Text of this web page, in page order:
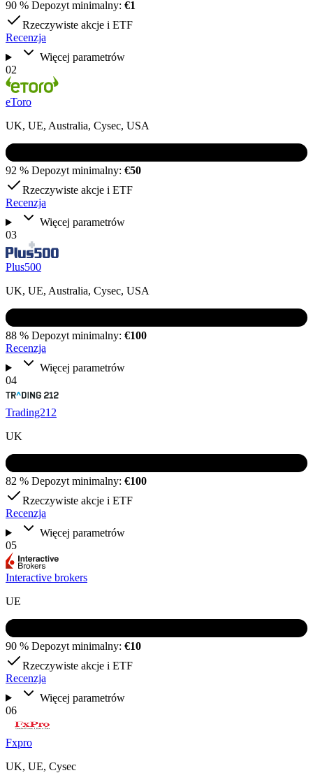
90 % Depozyt minimalny: €1
Rzeczywiste akcje i ETF
Recenzja
Więcej parametrów
02
eToro
UK, UE, Australia, Cysec, USA
92 % Depozyt minimalny: €50
Rzeczywiste akcje i ETF
Recenzja
Więcej parametrów
03
Plus500
UK, UE, Australia, Cysec, USA
88 % Depozyt minimalny: €100
Recenzja
Więcej parametrów
04
Trading212
UK
82 % Depozyt minimalny: €100
Rzeczywiste akcje i ETF
Recenzja
Więcej parametrów
05
Interactive brokers
UE
90 % Depozyt minimalny: €10
Rzeczywiste akcje i ETF
Recenzja
Więcej parametrów
06
Fxpro
UK, UE, Cysec